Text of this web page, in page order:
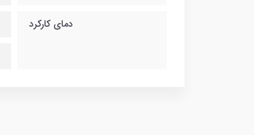
دمای کارکرد